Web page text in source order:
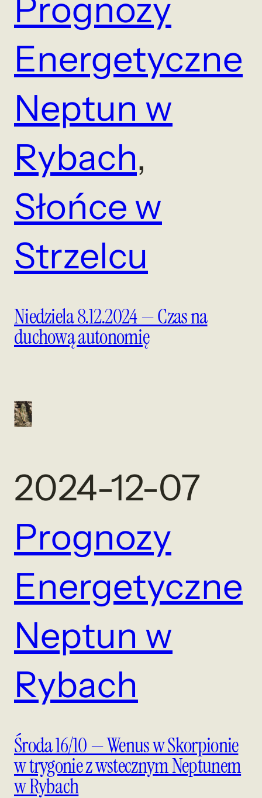
Prognozy
Energetyczne
Neptun w
Rybach
Słońce w
Strzelcu
Niedziela 8.12.2024 — Czas na
duchową autonomię
2024-12-07
Prognozy
Energetyczne
Neptun w
Rybach
Środa 16/10 — Wenus w Skorpionie
w trygonie z wstecznym Neptunem
w Rybach